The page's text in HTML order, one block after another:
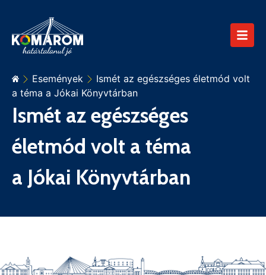
Események
Ismét az egészséges életmód volt
a téma a Jókai Könyvtárban
Ismét az egészséges
életmód volt a téma
a Jókai Könyvtárban